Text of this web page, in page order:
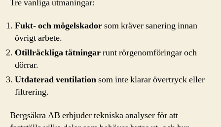
Tre vanliga utmaningar:
Fukt- och mögelskadorsom kräver sanering innan
övrigt arbete.
Otillräckliga tätningarrunt rörgenomföringar och
dörrar.
Utdaterad ventilationsom inte klarar övertryck eller
filtrering.
Bergsäkra AB erbjuder tekniska analyser för att